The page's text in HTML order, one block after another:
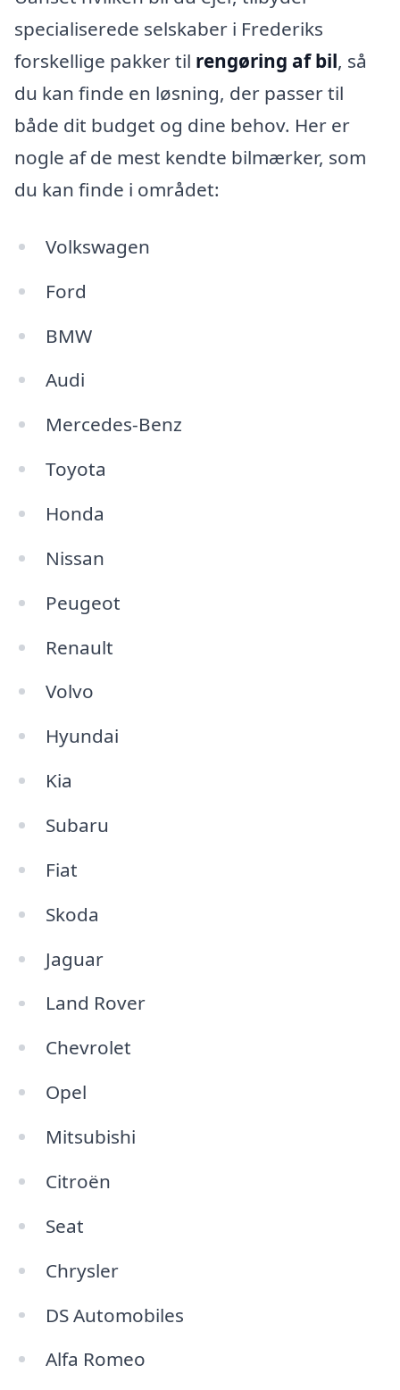
specialiserede selskaber i Frederiks
forskellige pakker til rengøring af bil, så
du kan finde en løsning, der passer til
både dit budget og dine behov. Her er
nogle af de mest kendte bilmærker, som
du kan finde i området:
Volkswagen
Ford
BMW
Audi
Mercedes-Benz
Toyota
Honda
Nissan
Peugeot
Renault
Volvo
Hyundai
Kia
Subaru
Fiat
Skoda
Jaguar
Land Rover
Chevrolet
Opel
Mitsubishi
Citroën
Seat
Chrysler
DS Automobiles
Alfa Romeo